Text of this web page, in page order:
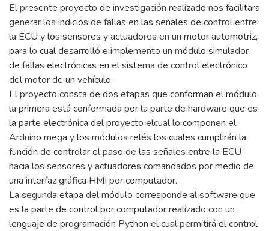
El presente proyecto de investigación realizado nos facilitara
generar los indicios de fallas en las señales de control entre
la ECU y los sensores y actuadores en un motor automotriz,
para lo cual desarrolló e implemento un módulo simulador
de fallas electrónicas en el sistema de control electrónico
del motor de un vehículo.
El proyecto consta de dos etapas que conforman el módulo
la primera está conformada por la parte de hardware que es
la parte electrónica del proyecto elcual lo componen el
Arduino mega y los módulos relés los cuales cumplirán la
función de controlar el paso de las señales entre la ECU
hacia los sensores y actuadores comandados por medio de
una interfaz gráfica HMI por computador.
La segunda etapa del módulo corresponde al software que
es la parte de control por computador realizado con un
lenguaje de programación Python el cual permitirá el control